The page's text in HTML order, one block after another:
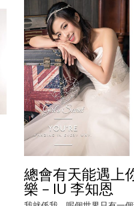
總會有天能遇上
樂 – IU 李知恩